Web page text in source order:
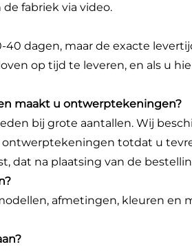
fabriek via video.
dagen, maar de exacte
op tijd te leveren, en als u
maakt u ontwerptekeningen?
bij grote aantallen. Wij
totdat u
dat na plaatsing van de
afmetingen, kleuren en